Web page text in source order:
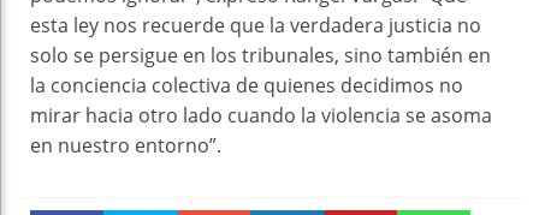
esta ley nos recuerde que la verdadera justicia no
solo se persigue en los tribunales, sino también en
la conciencia colectiva de quienes decidimos no
mirar hacia otro lado cuando la violencia se asoma
en nuestro entorno”.